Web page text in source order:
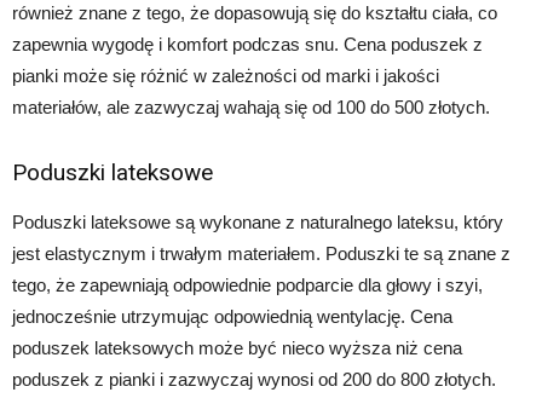
również znane z tego, że dopasowują się do kształtu ciała, co
zapewnia wygodę i komfort podczas snu. Cena poduszek z
pianki może się różnić w zależności od marki i jakości
materiałów, ale zazwyczaj wahają się od 100 do 500 złotych.
Poduszki lateksowe
Poduszki lateksowe są wykonane z naturalnego lateksu, który
jest elastycznym i trwałym materiałem. Poduszki te są znane z
tego, że zapewniają odpowiednie podparcie dla głowy i szyi,
jednocześnie utrzymując odpowiednią wentylację. Cena
poduszek lateksowych może być nieco wyższa niż cena
poduszek z pianki i zazwyczaj wynosi od 200 do 800 złotych.